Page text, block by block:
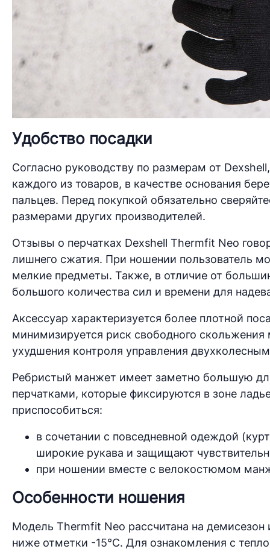
Удобство посадки
Согласно руководству по размерам от
каждого из товаров, в качестве основания
пальцев. Перед покупкой обязательно
размерами других производителей.
Отзывы о перчатках Dexshell Thermfit Neo
лишнего сжатия. При ношении пользователь
мелкие предметы. Также, в отличие от
большого количества сил и времени для
Аксессуар характеризуется более плотной
минимизируется риск свободного
ухудшения контроля управления
Ребристый манжет имеет заметно большую
перчатками, которые фиксируются в зоне
приспособиться:
в сочетании с повседневной одеждой
широкие рукава и защищают
при ношении вместе с велокостюмом
Особенности ношения
Модель Thermfit Neo рассчитана на
ниже отметки -15°C. Для ознакомления с